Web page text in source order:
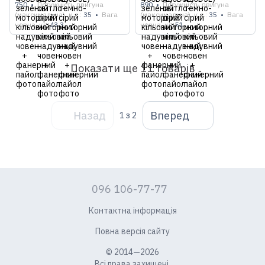
750
Потужність двигуна
(максимальна), к.с. 35
Вага
човна, кг 43.3
890
Потужність двигуна
(максимальна), к.с. 35
Вага
човна, кг 51
Показати ще 11 товарів
Назад 1 з 2 Вперед
096 106-77-77
Контактна інформація
Повна версія сайту
© 2014—2026